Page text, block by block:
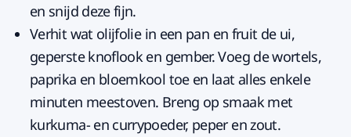
en snijd deze fijn.
Verhit wat olijfolie in een pan en fruit de ui,
geperste knoflook en gember. Voeg de wortels,
paprika en bloemkool toe en laat alles enkele
minuten meestoven. Breng op smaak met
kurkuma- en currypoeder, peper en zout.